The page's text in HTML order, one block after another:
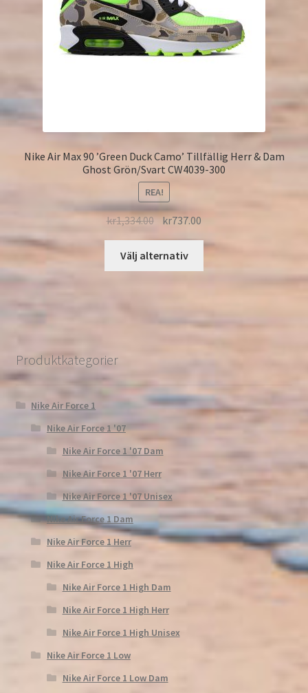
Nike Air Max 90 ’Green Duck Camo’ Tillfällig Herr & Dam
Ghost Grön/Svart CW4039-300
REA!
kr1,334.00 kr737.00
Välj alternativ
Produktkategorier
Nike Air Force 1
Nike Air Force 1 '07
Nike Air Force 1 '07 Dam
Nike Air Force 1 '07 Herr
Nike Air Force 1 '07 Unisex
Nike Air Force 1 Dam
Nike Air Force 1 Herr
Nike Air Force 1 High
Nike Air Force 1 High Dam
Nike Air Force 1 High Herr
Nike Air Force 1 High Unisex
Nike Air Force 1 Low
Nike Air Force 1 Low Dam